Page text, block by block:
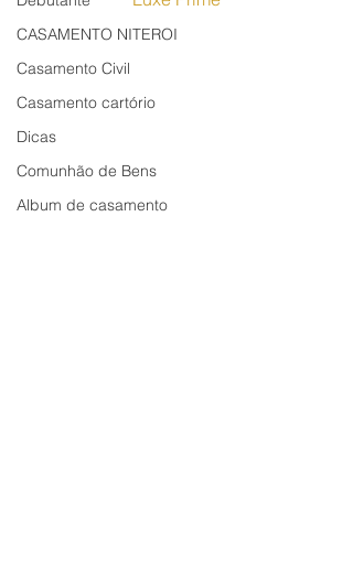
CASAMENTO NITEROI
Casamento Civil
Casamento cartório
Dicas
Comunhão de Bens
Album de casamento